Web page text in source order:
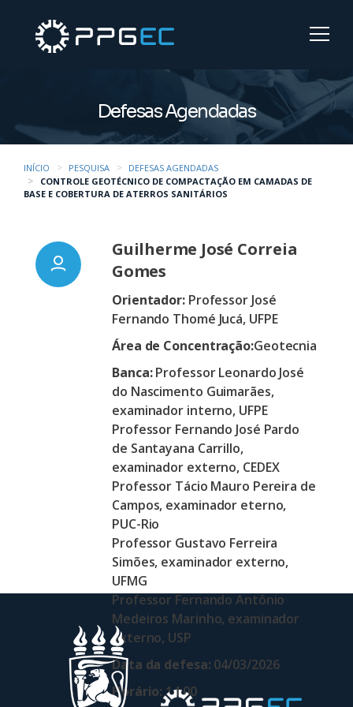
Defesas Agendadas
INÍCIO PESQUISA
DEFESAS AGENDADAS
CONTROLE GEOTÉCNICO DE COMPACTAÇÃO EM CAMADAS DE
BASE E COBERTURA DE ATERROS SANITÁRIOS
Guilherme José Correia
Gomes
Orientador:Professor José
Fernando Thomé Jucá, UFPE
Área de Concentração:Geotecnia
Banca:Professor Leonardo José
do Nascimento Guimarães,
examinador interno, UFPE
Professor Fernando José Pardo
de Santayana Carrillo,
examinador externo, CEDEX
Professor Tácio Mauro Pereira de
Campos, examinador eterno,
PUC-Rio
Professor Gustavo Ferreira
Simões, examinador externo,
UFMG
Professor Fernando Antônio
Medeiros Marinho, examinador
externo, USP
Data da defesa: 04/03/2026
Horário:14:00